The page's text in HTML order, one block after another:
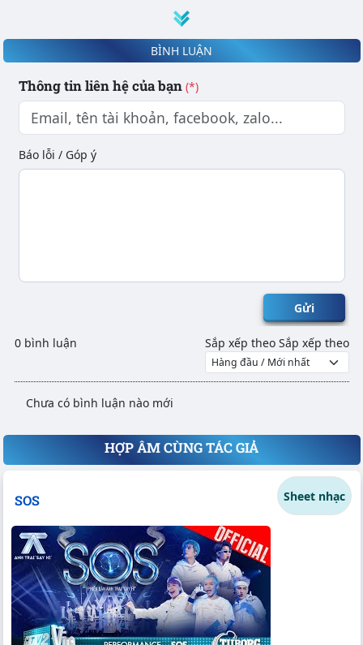
BÌNH LUẬN
Thông tin liên hệ của bạn (*)
Báo lỗi / Góp ý
Gửi
0 bình luận Sắp xếp theo Sắp xếp theo
Chưa có bình luận nào mới
HỢP ÂM CÙNG TÁC GIẢ
SOS Sheet nhạc